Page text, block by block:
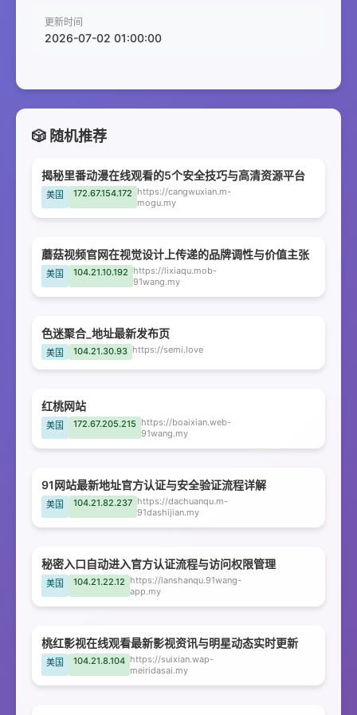
更新时间
2026-07-02 01:00:00
🎲 随机推荐
揭秘里番动漫在线观看的5个安全技巧与高清资源平台
美国 172.67.154.172 https://cangwuxian.m-
mogu.my
蘑菇视频官网在视觉设计上传递的品牌调性与价值主张
美国 104.21.10.192 https://lixiaqu.mob-
91wang.my
色迷聚合_地址最新发布页
美国 104.21.30.93 https://semi.love
红桃网站
美国 172.67.205.215 https://boaixian.web-
91wang.my
91网站最新地址官方认证与安全验证流程详解
美国 104.21.82.237 https://dachuanqu.m-
91dashijian.my
秘密入口自动进入官方认证流程与访问权限管理
美国 104.21.22.12 https://lanshanqu.91wang-
app.my
桃红影视在线观看最新影视资讯与明星动态实时更新
美国 104.21.8.104 https://suixian.wap-
meiridasai.my